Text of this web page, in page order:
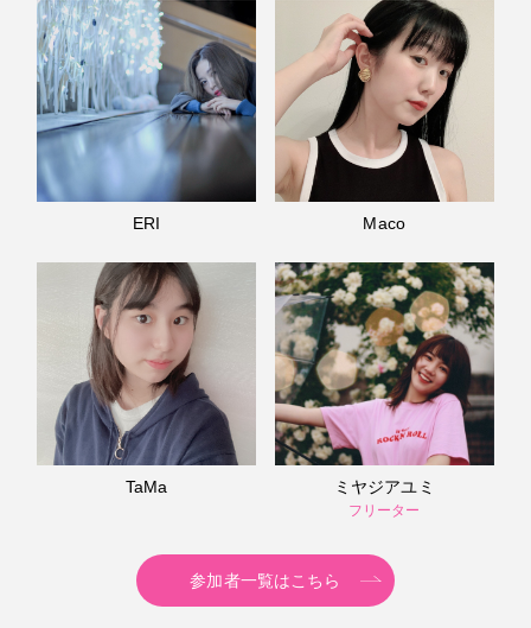
ERI Maco
TaMa ミヤジアユミ
フリーター
参加者一覧はこちら